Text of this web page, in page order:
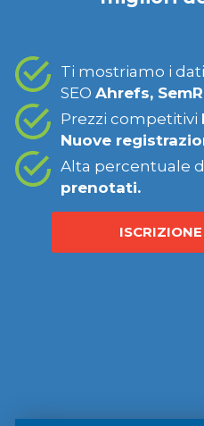
Ti mostriamo i
SEO Ahrefs,
Prezzi competitivi
Nuove
Alta percentuale
prenotati.